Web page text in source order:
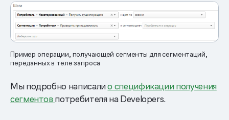
Пример операции, получающей сегменты для сегментаций,
переданных в теле запроса
Мы подробно написалио спецификации получения
сегментов потребителя на Developers.